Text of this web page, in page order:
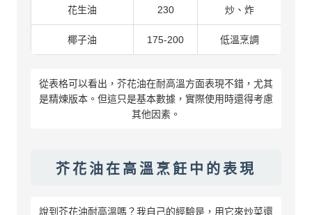
花生油 230 炒、炸
椰子油 175-200 低溫烹調
從表格可以看出，芥花油在耐高溫方面表現不錯，尤其
是精煉版本。但這只是基本數據，實際使用時還得考慮
其他因素。
芥花油在高溫烹飪中的表現
說到芥花油耐高溫嗎？我自己的經驗是，用它來炒菜還